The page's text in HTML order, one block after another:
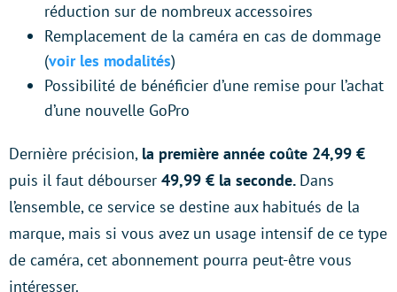
réduction sur de nombreux accessoires
Remplacement de la caméra en cas de dommage
(voir les modalités)
Possibilité de bénéficier d’une remise pour l’achat
d’une nouvelle GoPro
Dernière précision, la première année coûte 24,99 €
puis il faut débourser 49,99 € la seconde. Dans
l’ensemble, ce service se destine aux habitués de la
marque, mais si vous avez un usage intensif de ce type
de caméra, cet abonnement pourra peut-être vous
intéresser.